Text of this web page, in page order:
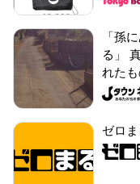
「孫
る」
れた
ゼロま